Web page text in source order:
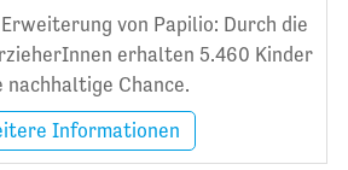
von Papilio: Durch die
erhalten 5.460 Kinder
nachhaltige Chance.
Informationen